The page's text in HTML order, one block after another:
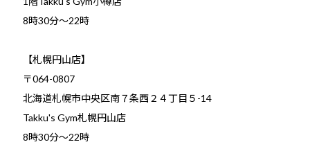
​8時30分～22時
【札幌円山店】
〒064-0807
北海道札幌市中央区南７条西２４丁目５-14
Takku's Gym札幌円山店
8時30分～22時